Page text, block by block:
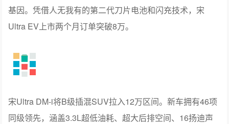
基因。凭借人无我有的第二代刀片电池和闪充技术，宋
Ultra EV上市两个月订单突破8万。
宋Ultra DM-i将B级插混SUV拉入12万区间。新车拥有46项
同级领先，涵盖3.3L超低油耗、超大后排空间、16扬迪声